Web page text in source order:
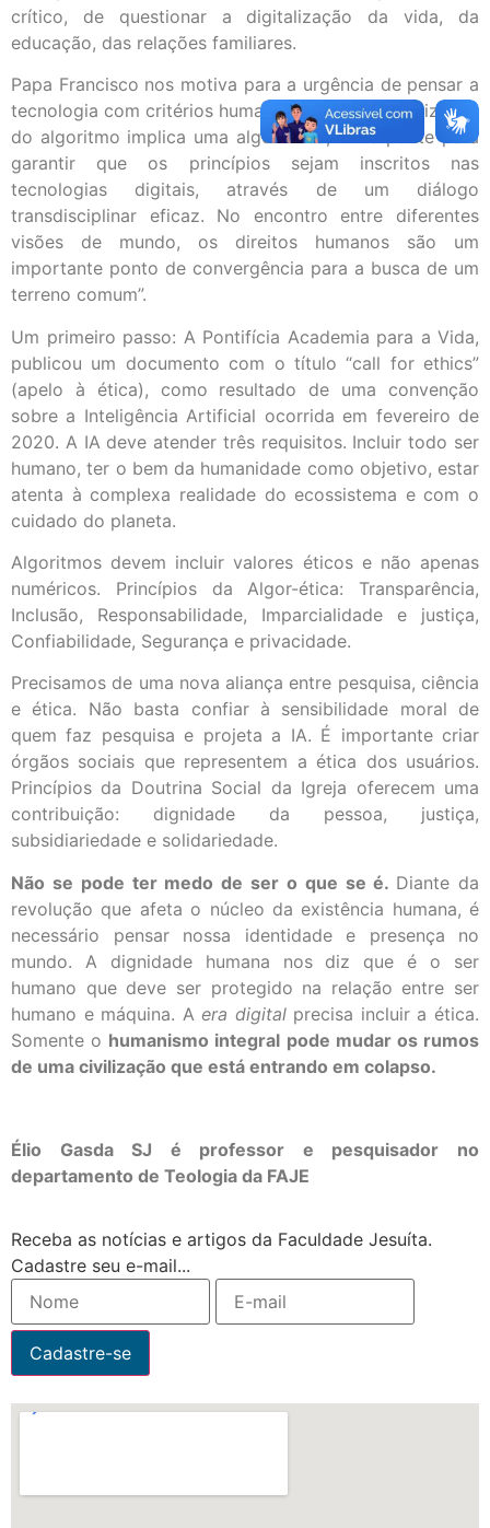
crítico, de questionar a digitalização da vida, da
educação, das relações familiares.
Papa Francisco nos motiva para a urgência de pensar a
tecnologia com critérios humanos e éticos. A civilização
do algoritmo implica uma algor-ética, “uma ponte para
garantir que os princípios sejam inscritos nas
tecnologias digitais, através de um diálogo
transdisciplinar eficaz. No encontro entre diferentes
visões de mundo, os direitos humanos são um
importante ponto de convergência para a busca de um
terreno comum”.
Um primeiro passo: A Pontifícia Academia para a Vida,
publicou um documento com o título “call for ethics”
(apelo à ética), como resultado de uma convenção
sobre a Inteligência Artificial ocorrida em fevereiro de
2020. A IA deve atender três requisitos. Incluir todo ser
humano, ter o bem da humanidade como objetivo, estar
atenta à complexa realidade do ecossistema e com o
cuidado do planeta.
Algoritmos devem incluir valores éticos e não apenas
numéricos. Princípios da Algor-ética: Transparência,
Inclusão, Responsabilidade, Imparcialidade e justiça,
Confiabilidade, Segurança e privacidade.
Precisamos de uma nova aliança entre pesquisa, ciência
e ética. Não basta confiar à sensibilidade moral de
quem faz pesquisa e projeta a IA. É importante criar
órgãos sociais que representem a ética dos usuários.
Princípios da Doutrina Social da Igreja oferecem uma
contribuição: dignidade da pessoa, justiça,
subsidiariedade e solidariedade.
Não se pode ter medo de ser o que se é. Diante da
revolução que afeta o núcleo da existência humana, é
necessário pensar nossa identidade e presença no
mundo. A dignidade humana nos diz que é o ser
humano que deve ser protegido na relação entre ser
humano e máquina. Aera digitalprecisa incluir a ética.
Somente o humanismo integral pode mudar os rumos
de uma civilização que está entrando em colapso.
Élio Gasda SJ é professor e pesquisador no
departamento de Teologia da FAJE
Receba as notícias e artigos da Faculdade Jesuíta.
Cadastre seu e-mail...